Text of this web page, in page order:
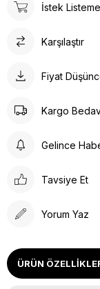
İstek
Karşılaştır
Fiyat
Kargo
Gelince
Tavsiye Et
Yorum Yaz
ÜRÜN